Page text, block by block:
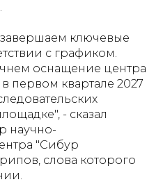
ключевые
с графиком.
оснащение центра
первом квартале 2027
- сказал
научно-
"Сибур
слова которого